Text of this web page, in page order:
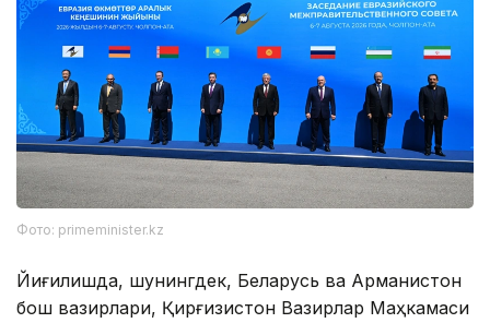
Фото: primeminister.kz
Йиғилишда, шунингдек, Беларусь ва Арманистон
бош вазирлари, Қирғизистон Вазирлар Маҳкамаси